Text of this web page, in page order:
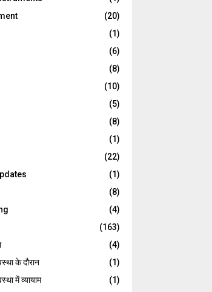
(20)
(1)
(6)
(8)
(10)
(5)
(8)
(1)
(22)
(1)
(8)
(4)
(163)
(4)
के दौरान
(1)
में व्यायाम
(1)